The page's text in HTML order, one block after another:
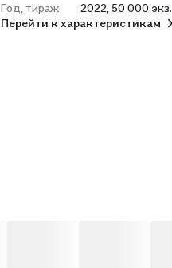
Год, тираж
2022, 50 000 экз.
Перейти к характеристикам